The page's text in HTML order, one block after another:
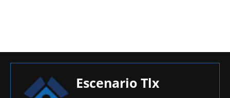
Escenario Tlx